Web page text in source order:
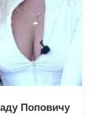
Поповичу